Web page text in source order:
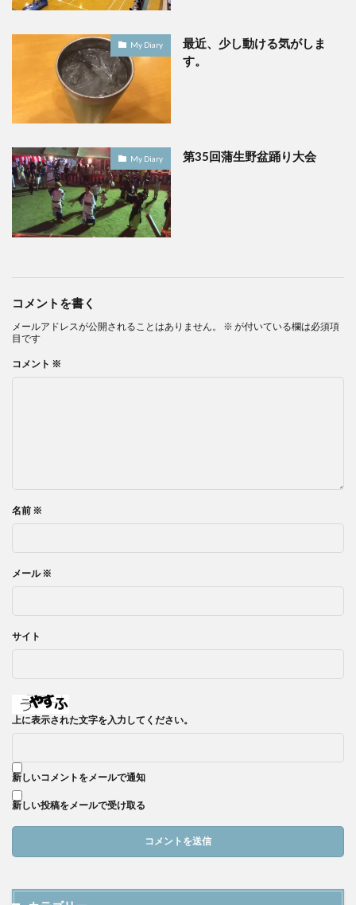
My Diary
最近、少し動ける気がしま
す。
My Diary 第35回蒲生野盆踊り大会
コメントを書く
メールアドレスが公開されることはありません。 ※ が付いている欄は必須項
目です
コメント ※
名前 ※
メール※
サイト
上に表示された文字を入力してください。
新しいコメントをメールで通知
新しい投稿をメールで受け取る